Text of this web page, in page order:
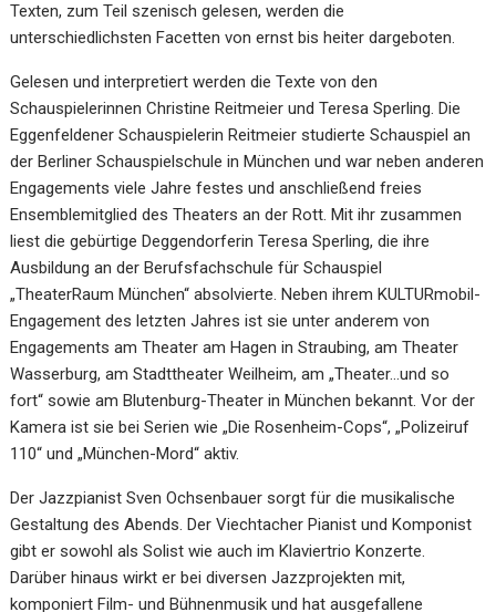
Texten, zum Teil szenisch gelesen, werden die
unterschiedlichsten Facetten von ernst bis heiter dargeboten.
Gelesen und interpretiert werden die Texte von den
Schauspielerinnen Christine Reitmeier und Teresa Sperling. Die
Eggenfeldener Schauspielerin Reitmeier studierte Schauspiel an
der Berliner Schauspielschule in München und war neben anderen
Engagements viele Jahre festes und anschließend freies
Ensemblemitglied des Theaters an der Rott. Mit ihr zusammen
liest die gebürtige Deggendorferin Teresa Sperling, die ihre
Ausbildung an der Berufsfachschule für Schauspiel
„TheaterRaum München“ absolvierte. Neben ihrem KULTURmobil-
Engagement des letzten Jahres ist sie unter anderem von
Engagements am Theater am Hagen in Straubing, am Theater
Wasserburg, am Stadttheater Weilheim, am „Theater…und so
fort“ sowie am Blutenburg-Theater in München bekannt. Vor der
Kamera ist sie bei Serien wie „Die Rosenheim-Cops“, „Polizeiruf
110“ und „München-Mord“ aktiv.
Der Jazzpianist Sven Ochsenbauer sorgt für die musikalische
Gestaltung des Abends. Der Viechtacher Pianist und Komponist
gibt er sowohl als Solist wie auch im Klaviertrio Konzerte.
Darüber hinaus wirkt er bei diversen Jazzprojekten mit,
komponiert Film- und Bühnenmusik und hat ausgefallene